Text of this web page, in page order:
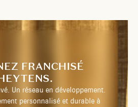
FRANCHISÉ
Un réseau en développement.
personnalisé et durable à